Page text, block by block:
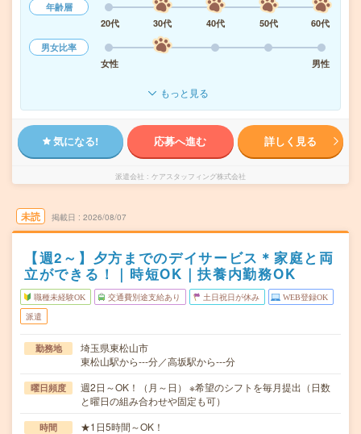
年齢層
20代
30代 40代 50代
60代
男女比率
女性
男性
もっと見る
気になる! 応募へ進む 詳しく見る
派遣会社 ケアスタッフィング株式会社
未読 掲載日 2026/08/07
【週2～】夕方までのデイサービス＊家庭と両
立ができる！｜時短OK｜扶養内勤務OK
職種未経験OK 交通費別途支給あり 土日祝日が休み WEB登録OK
派遣
勤務地
埼玉県東松山市
東松山駅から---分／高坂駅から---分
曜日頻度
週2日～OK！（月～日） ※希望のシフトを毎月提出（日数
と曜日の組み合わせや固定も可）
時間 ★1日5時間～OK！